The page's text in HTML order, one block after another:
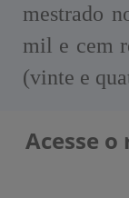
mestrado
mil e cem
(vinte e
Acesse